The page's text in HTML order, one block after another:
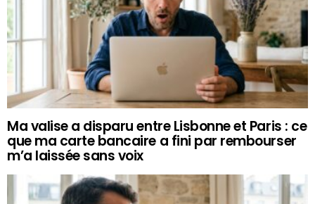
Ma valise a disparu entre Lisbonne et Paris : ce
que ma carte bancaire a fini par rembourser
m’a laissée sans voix